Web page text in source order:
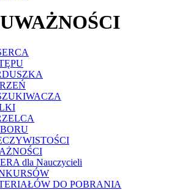
dla Nauczycieli
DO POBRANIA